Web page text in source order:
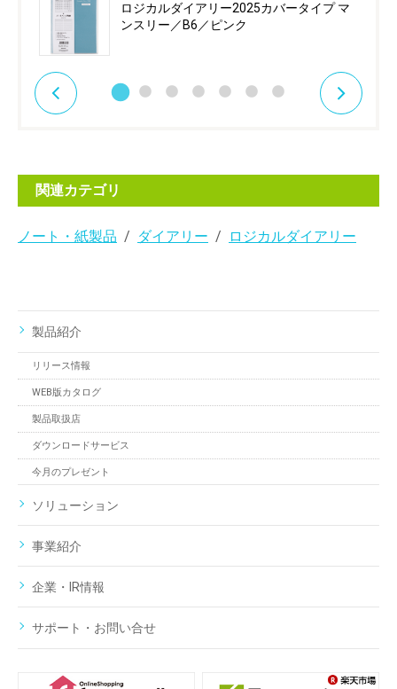
ロジカルダイアリー2025カバータイプ マ
ンスリー／B6／ピンク
関連カテゴリ
ノート・紙製品 ダイアリー ロジカルダイアリー
製品紹介
リリース情報
WEB版カタログ
製品取扱店
ダウンロードサービス
今月のプレゼント
ソリューション
事業紹介
企業・IR情報
サポート・お問い合せ